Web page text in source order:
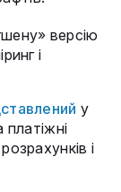
версію
і
у
і